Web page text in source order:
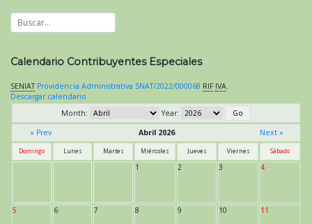
Calendario Contribuyentes Especiales
SENIAT Providencia Administrativa SNAT/2022/000068 RIF IVA
Descargar calendario
Month:
Year:
« Prev
Abril 2026 Next »
Domingo Lunes Martes Miércoles Jueves Viernes Sábado
1 2 3 4
5 6 7 8 9 10 11